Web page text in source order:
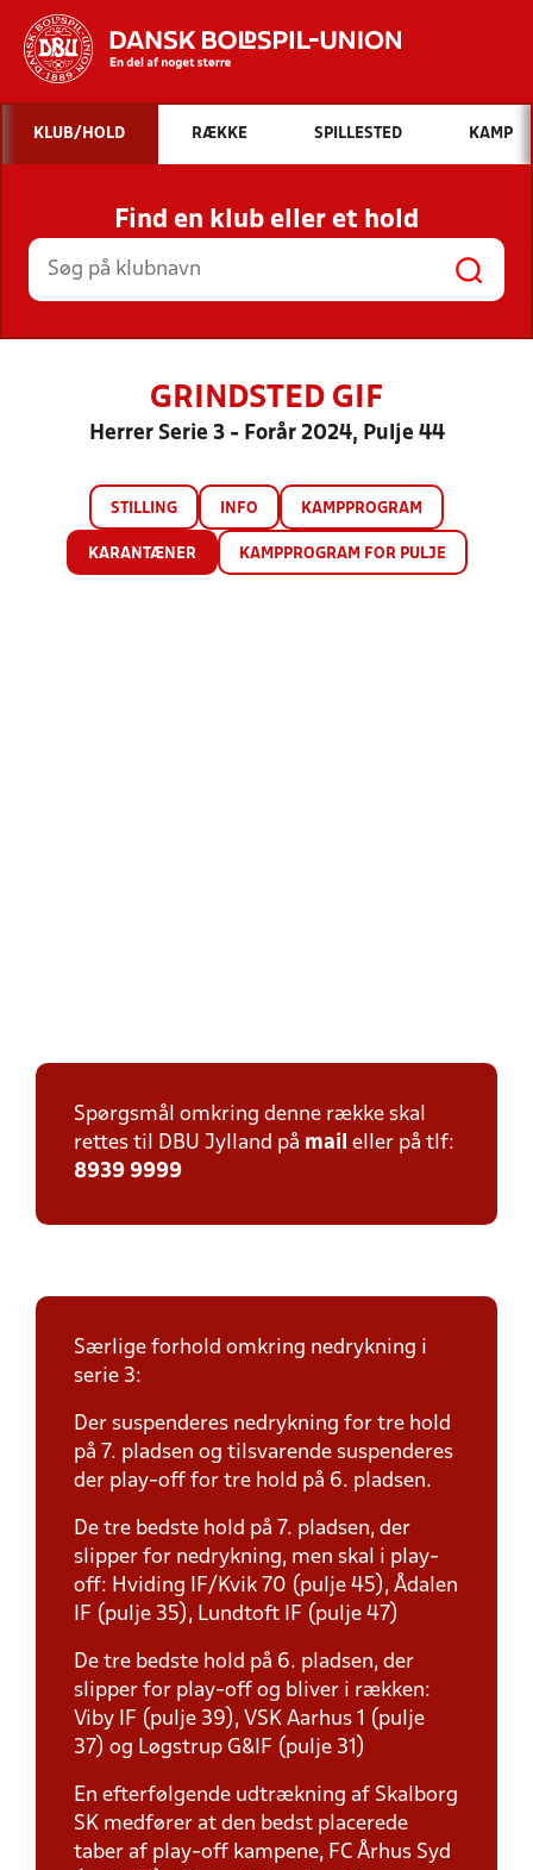
Hvad vil du søge efter?
INDHOLD OG NYHEDER
STILLINGER, RESULTATER, KLUBBER OG
HOLD
KLUB/HOLD RÆKKE SPILLESTED KAMP
Find en klub eller et hold
GRINDSTED GIF
Herrer Serie 3 - Forår 2024, Pulje 44
STILLING INFO KAMPPROGRAM
KARANTÆNER KAMPPROGRAM FOR PULJE
Spørgsmål omkring denne række skal
rettes til DBU Jylland på mail eller på tlf:
8939 9999
Særlige forhold omkring nedrykning i
serie 3:
Der suspenderes nedrykning for tre hold
på 7. pladsen og tilsvarende suspenderes
der play-off for tre hold på 6. pladsen.
De tre bedste hold på 7. pladsen, der
slipper for nedrykning, men skal i play-
off: Hviding IF/Kvik 70 (pulje 45), Ådalen
IF (pulje 35), Lundtoft IF (pulje 47)
De tre bedste hold på 6. pladsen, der
slipper for play-off og bliver i rækken:
Viby IF (pulje 39), VSK Aarhus 1 (pulje
37) og Løgstrup G&IF (pulje 31)
En efterfølgende udtrækning af Skalborg
SK medfører at den bedst placerede
taber af play-off kampene, FC Århus Syd